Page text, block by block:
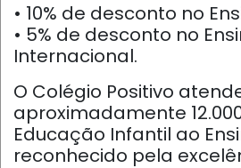
• 10% de desconto no
• 5% de desconto no
Internacional.
O Colégio Positivo
aproximadamente
Educação Infantil ao
reconhecido pela